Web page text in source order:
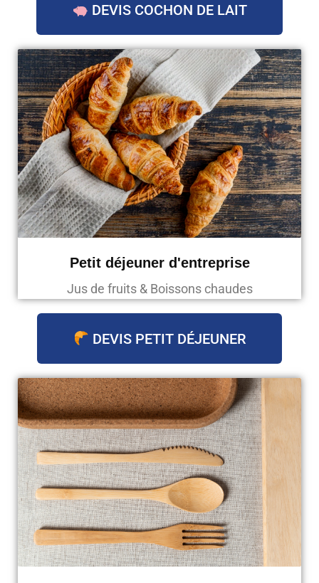
DEVIS COCHON DE LAIT
Petit déjeuner d'entreprise
Jus de fruits & Boissons chaudes
DEVIS PETIT DÉJEUNER